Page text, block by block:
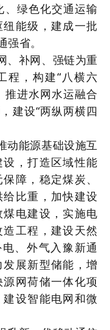
、绿色化交通运输
能级，建成一批
省。
、补网、强链为重
程，构建“八横六
推进水网水运融合
建设“两纵两横四
动能源基础设施互
，打造区域性能
障，稳定煤炭、
比重，加快建设
电建设，实施电
工程，建设天然
、外气入豫新通
展新型储能，增
网荷储一体化项
设智能电网和微